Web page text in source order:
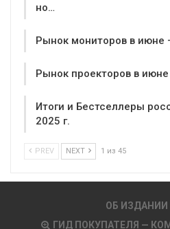
но…
Рынок мониторов в июне
Рынок проекторов в
Итоги и Бестселлеры
2025 г.
PREV NEXT 1 из 45
ОБ ИЗДАНИИ
ГИД ПОКУПАТЕЛЯ —